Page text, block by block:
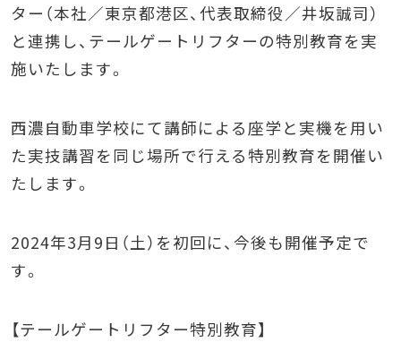
ター（本社／東京都港区、代表取締役／井坂誠司）
と連携し、テールゲートリフターの特別教育を実
施いたします。
西濃自動車学校にて講師による座学と実機を用い
た実技講習を同じ場所で行える特別教育を開催い
たします。
2024年3月9日（土）を初回に、今後も開催予定で
す。
【テールゲートリフター特別教育】